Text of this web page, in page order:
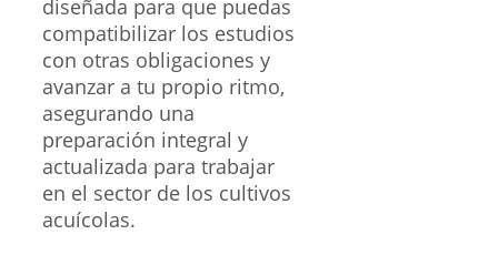
diseñada para que puedas
compatibilizar los estudios
con otras obligaciones y
avanzar a tu propio ritmo,
asegurando una
preparación integral y
actualizada para trabajar
en el sector de los cultivos
acuícolas.